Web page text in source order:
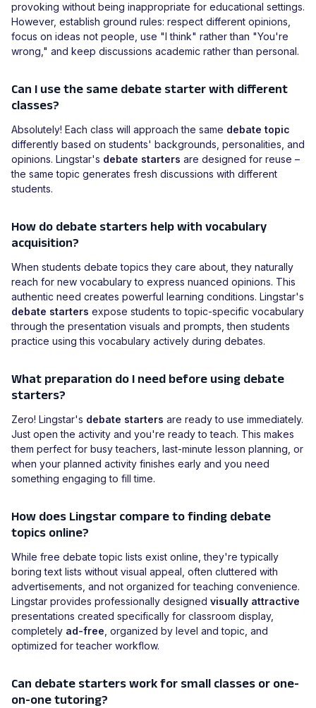
provoking without being inappropriate for educational settings.
However, establish ground rules: respect different opinions,
focus on ideas not people, use "I think" rather than "You're
wrong," and keep discussions academic rather than personal.
Can I use the same debate starter with different
classes?
Absolutely! Each class will approach the same debate topic
differently based on students' backgrounds, personalities, and
opinions. Lingstar's debate starters are designed for reuse –
the same topic generates fresh discussions with different
students.
How do debate starters help with vocabulary
acquisition?
When students debate topics they care about, they naturally
reach for new vocabulary to express nuanced opinions. This
authentic need creates powerful learning conditions. Lingstar's
debate starters expose students to topic-specific vocabulary
through the presentation visuals and prompts, then students
practice using this vocabulary actively during debates.
What preparation do I need before using debate
starters?
Zero! Lingstar's debate starters are ready to use immediately.
Just open the activity and you're ready to teach. This makes
them perfect for busy teachers, last-minute lesson planning, or
when your planned activity finishes early and you need
something engaging to fill time.
How does Lingstar compare to finding debate
topics online?
While free debate topic lists exist online, they're typically
boring text lists without visual appeal, often cluttered with
advertisements, and not organized for teaching convenience.
Lingstar provides professionally designed visually attractive
presentations created specifically for classroom display,
completely ad-free, organized by level and topic, and
optimized for teacher workflow.
Can debate starters work for small classes or one-
on-one tutoring?